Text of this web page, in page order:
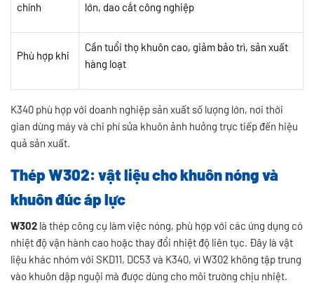
chính
lớn, dao cắt công nghiệp
Phù hợp khi
Cần tuổi thọ khuôn cao, giảm bảo trì, sản xuất
hàng loạt
K340 phù hợp với doanh nghiệp sản xuất số lượng lớn, nơi thời
gian dừng máy và chi phí sửa khuôn ảnh hưởng trực tiếp đến hiệu
quả sản xuất.
Thép W302: vật liệu cho khuôn nóng và
khuôn đúc áp lực
W302 là thép công cụ làm việc nóng, phù hợp với các ứng dụng có
nhiệt độ vận hành cao hoặc thay đổi nhiệt độ liên tục. Đây là vật
liệu khác nhóm với SKD11, DC53 và K340, vì W302 không tập trung
vào khuôn dập nguội mà được dùng cho môi trường chịu nhiệt.